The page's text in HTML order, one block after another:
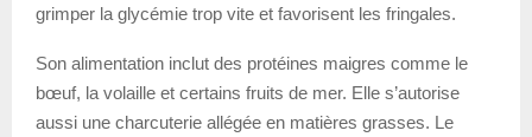
grimper la glycémie trop vite et favorisent les fringales.
Son alimentation inclut des protéines maigres comme le
bœuf, la volaille et certains fruits de mer. Elle s’autorise
aussi une charcuterie allégée en matières grasses. Le